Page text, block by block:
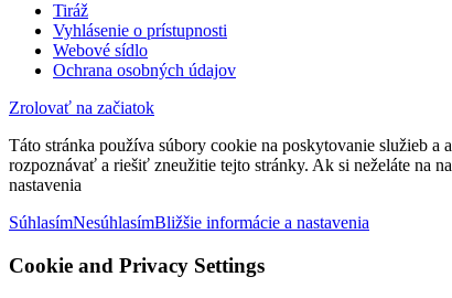
Tiráž
Vyhlásenie o prístupnosti
Webové sídlo
Ochrana osobných údajov
Zrolovať na začiatok
Táto stránka používa súbory cookie na poskytovanie služieb
rozpoznávať a riešiť zneužitie tejto stránky. Ak si neželáte na
nastavenia
SúhlasímNesúhlasímBližšie informácie a nastavenia
Cookie and Privacy Settings